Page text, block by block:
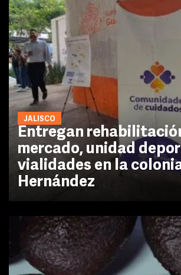
JALISCO
Entregan
mercado, unidad
vialidades en la
Hernández